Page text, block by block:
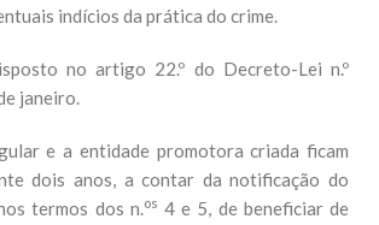
indícios da prática do crime.
no artigo 22.º do Decreto-Lei n.º
janeiro.
e a entidade promotora criada ficam
dois anos, a contar da notificação do
termos dos n.os 4 e 5, de beneficiar de